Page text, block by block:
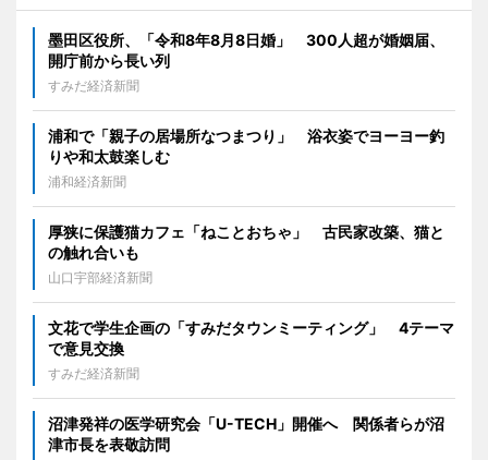
墨田区役所、「令和8年8月8日婚」 300人超が婚姻届、
開庁前から長い列
すみだ経済新聞
浦和で「親子の居場所なつまつり」 浴衣姿でヨーヨー釣
りや和太鼓楽しむ
浦和経済新聞
厚狭に保護猫カフェ「ねことおちゃ」 古民家改築、猫と
の触れ合いも
山口宇部経済新聞
文花で学生企画の「すみだタウンミーティング」 4テーマ
で意見交換
すみだ経済新聞
沼津発祥の医学研究会「U-TECH」開催へ 関係者らが沼
津市長を表敬訪問